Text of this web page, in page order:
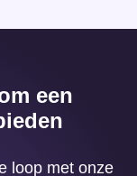
een
loop met onze